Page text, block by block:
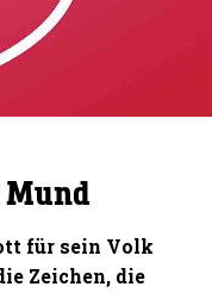
für sein Volk
Zeichen, die